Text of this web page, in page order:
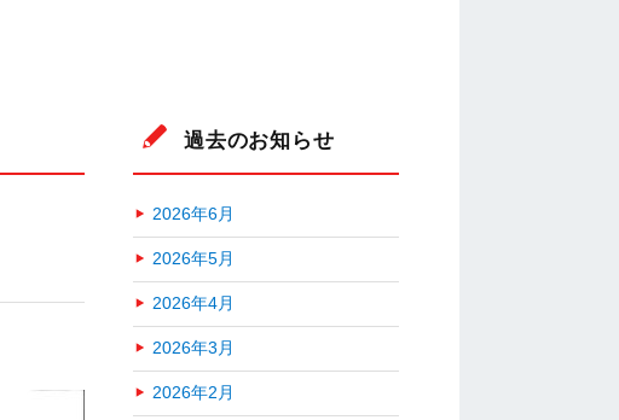
過去のお知らせ
2026年6月
2026年5月
2026年4月
2026年3月
2026年2月